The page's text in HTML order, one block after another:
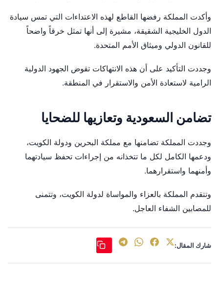
وأكدت المملكة رفضها القاطع لهذه الاعتداءات التي تمس سيادة
الدول الخليجية الشقيقة، مشيرة إلى أنها تمثل خرقاً واضحاً
للقانون الدولي وميثاق الأمم المتحدة.
وجددت التأكيد على أن هذه الانتهاكات تقوض الجهود الدولية
الرامية لاستعادة الأمن والاستقرار في المنطقة.
تضامن السعودية وتعازيها للضحايا
وجددت المملكة تضامنها مع مملكة البحرين ودولة الكويت،
ودعمها الكامل لكل ما تتخذانه من إجراءات تحفظ سيادتهما
وأمنهما واستقرارهما.
وتتقدم المملكة بالعزاء والمواساة لدولة الكويت، وتتمنى
للمصابين الشفاء العاجل.
شارك المقال: